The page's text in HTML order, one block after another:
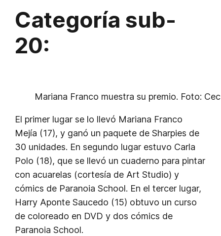
Categoría sub-
20:
Mariana Franco muestra su premio. Foto:
El primer lugar se lo llevó Mariana Franco
Mejía (17), y ganó un paquete de Sharpies de
30 unidades. En segundo lugar estuvo Carla
Polo (18), que se llevó un cuaderno para pintar
con acuarelas (cortesía de Art Studio) y
cómics de Paranoia School. En el tercer lugar,
Harry Aponte Saucedo (15) obtuvo un curso
de coloreado en DVD y dos cómics de
Paranoia School.